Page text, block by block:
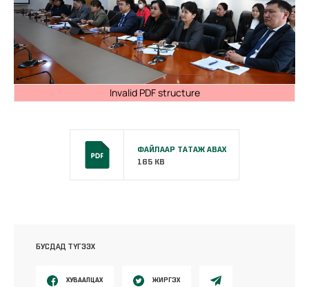
Invalid PDF structure
ФАЙЛААР ТАТАЖ АВАХ
165 KB
БУСДАД ТҮГЭЭХ
ХУВААЛЦАХ ЖИРГЭХ